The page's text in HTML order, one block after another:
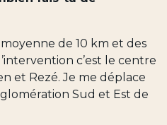
de 10 km et des
c’est le centre
et Rezé. Je me déplace
Sud et Est de